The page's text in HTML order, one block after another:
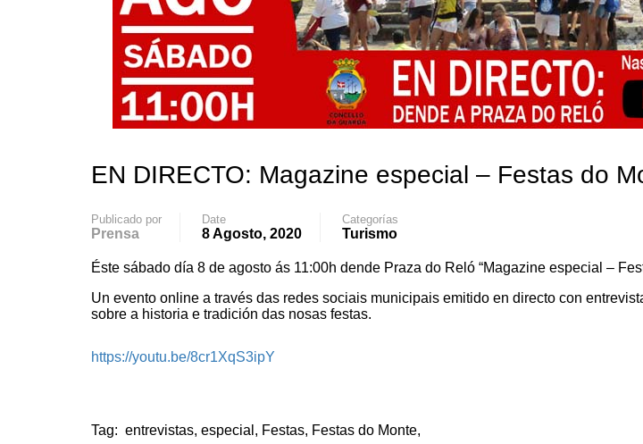
EN DIRECTO: Magazine especial – Festas do
Publicado por
Prensa
Date
8 Agosto, 2020
Categorías
Turismo
Éste sábado día 8 de agosto ás 11:00h dende Praza do Reló “Magazine especial –
Un evento online a través das redes sociais municipais emitido en directo con
sobre a historia e tradición das nosas festas.
https://youtu.be/8cr1XqS3ipY
Tag: entrevistas, especial , Festas, Festas do Monte,